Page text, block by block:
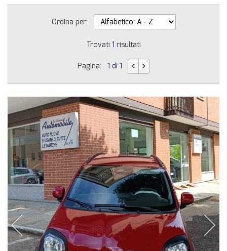
Ordina per:
Trovati 1 risultati
Pagina: 1 di 1